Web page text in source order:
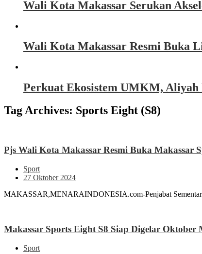
Wali Kota Makassar Serukan
Wali Kota Makassar Resmi Buka
Perkuat Ekosistem UMKM,
Tag Archives: Sports Eight (S8)
Pjs Wali Kota Makassar Resmi Buka Makassar
Sport
27 Oktober 2024
MAKASSAR,MENARAINDONESIA.com-Penjabat
Makassar Sports Eight S8 Siap Digelar
Sport